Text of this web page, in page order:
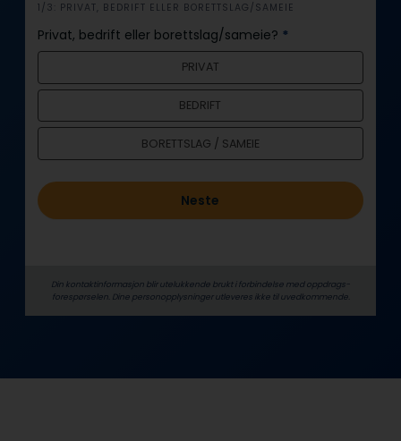
i
n
n
o
d
1/3: PRIVAT, BEDRIFT ELLER BORETTSLAG/SAMEIE
Privat, bedrift eller borettslag/sameie? *
PRIVAT
BEDRIFT
BORETTSLAG / SAMEIE
Neste
Din kontaktinformasjon blir utelukkende brukt i forbindelse med oppdrags­
forespørselen. Dine person­­opplysninger utleveres ikke til uvedkommende.